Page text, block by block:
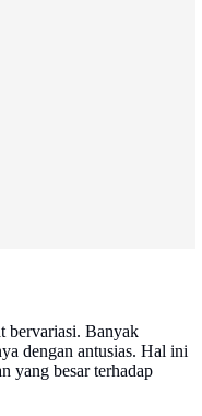
bervariasi. Banyak
dengan antusias. Hal ini
yang besar terhadap